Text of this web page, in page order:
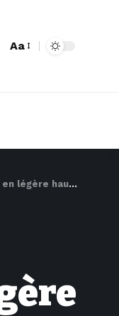
Aa
semestre 2022